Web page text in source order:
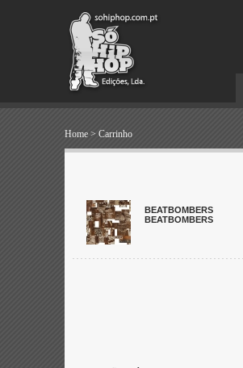
Home > Carrinho
BEATBOMBERS
BEATBOMBERS